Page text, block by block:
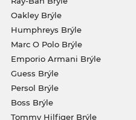
Oakley Brýle
Humphreys Brýle
Marc O Polo Brýle
Emporio Armani Brýle
Guess Brýle
Persol Brýle
Boss Brýle
Tommy Hilfiger Brýle